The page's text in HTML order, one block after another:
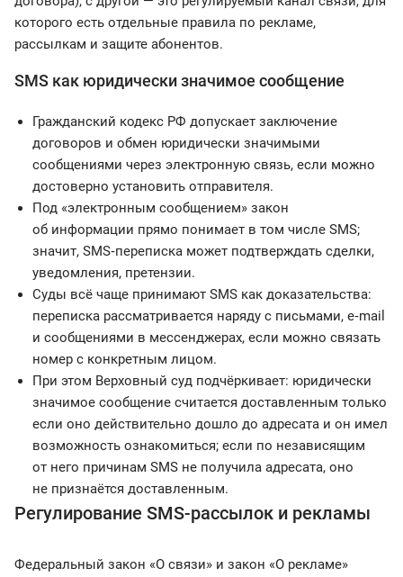
которого есть отдельные правила по рекламе,
рассылкам и защите абонентов.
SMS как юридически значимое сообщение
Гражданский кодекс РФ допускает заключение
договоров и обмен юридически значимыми
сообщениями через электронную связь, если можно
достоверно установить отправителя.
Под «электронным сообщением» закон
об информации прямо понимает в том числе SMS;
значит, SMS‑переписка может подтверждать сделки,
уведомления, претензии.
Суды всё чаще принимают SMS как доказательства:
переписка рассматривается наряду с письмами, e‑mail
и сообщениями в мессенджерах, если можно связать
номер с конкретным лицом.
При этом Верховный суд подчёркивает: юридически
значимое сообщение считается доставленным только
если оно действительно дошло до адресата и он имел
возможность ознакомиться; если по независящим
от него причинам SMS не получила адресата, оно
не признаётся доставленным.
Регулирование SMS-рассылок и рекламы
Федеральный закон «О связи» и закон «О рекламе»